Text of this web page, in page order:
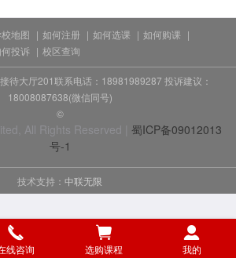
线咨询 选购课程 我的
地图 | 如何注册 | 如何选课 | 如何购课 |
投诉 | 校区查询
待大厅201联系电话：18981989287 投诉建议：
18008087638(微信同号)
©
All Rights Reserved | 蜀ICP备09012013
号-1
技术支持： 中联无限